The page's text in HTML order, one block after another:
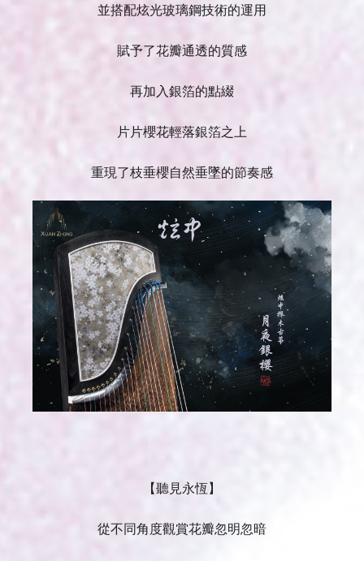
並搭配炫光玻璃鋼技術的運用
賦予了花瓣通透的質感
再加入銀箔的點綴
片片櫻花輕落銀箔之上
重現了枝垂櫻自然垂墜的節奏感
【聽見永恆】
從不同角度觀賞花瓣忽明忽暗